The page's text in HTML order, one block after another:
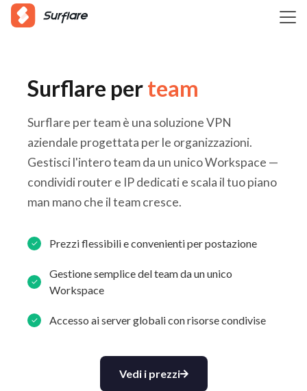
Surflare perteam
Surflare per team è una soluzione VPN
aziendale progettata per le organizzazioni.
Gestisci l'intero team da un unico Workspace —
condividi router e IP dedicati e scala il tuo piano
man mano che il team cresce.
Prezzi flessibili e convenienti per postazione
Gestione semplice del team da un unico
Workspace
Accesso ai server globali con risorse condivise
Vedi i prezzi